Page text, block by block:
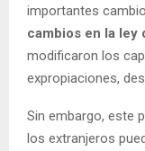
importantes
cambios en la ley
modificaron los
expropiaciones,
Sin embargo, este
los extranjeros